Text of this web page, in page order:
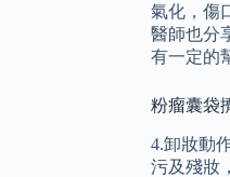
氣化，傷
醫師也分
有一定的
粉瘤囊袋
4.卸妝動
污及殘妝